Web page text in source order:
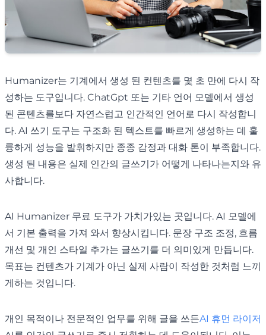
Humanizer는 기계에서 생성 된 컨텐츠를 몇 초 만에 다시 작
성하는 도구입니다. ChatGpt 또는 기타 언어 모델에서 생성
된 콘텐츠를보다 자연스럽고 인간적인 언어로 다시 작성합니
다. AI 쓰기 도구는 구조화 된 텍스트를 빠르게 생성하는 데 훌
륭하게 성능을 발휘하지만 종종 감정과 대화 톤이 부족합니다.
생성 된 내용은 실제 인간의 글쓰기가 어떻게 나타나는지와 유
사합니다.
AI Humanizer 무료 도구가 가치가있는 곳입니다. AI 모델에
서 기본 출력을 가져 와서 향상시킵니다. 문장 구조 조정, 흐름
개선 및 개인 스타일 추가는 글쓰기를 더 의미있게 만듭니다.
목표는 컨텐츠가 기계가 아닌 실제 사람이 작성한 것처럼 느끼
게하는 것입니다.
개인 목적이나 전문적인 업무를 위해 글을 쓰든AI 휴먼 라이저